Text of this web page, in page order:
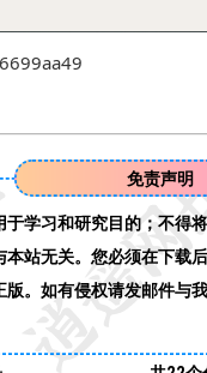
免责声明
学习和研究目的；不得
站无关。您必须在下载
。如有侵权请发邮件与